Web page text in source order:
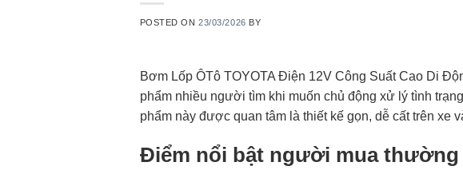
POSTED ON23/03/2026 BY
Bơm Lốp ÔTô TOYOTA Điện 12V Công Suất Cao Di
phẩm nhiều người tìm khi muốn chủ động xử lý tình
phẩm này được quan tâm là thiết kế gọn, dễ cất trên xe
Điểm nổi bật người mua thường